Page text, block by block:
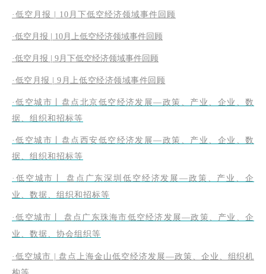
·低空月报 | 10月下低空经济领域事件回顾
·低空月报 | 10月上低空经济领域事件回顾
·低空月报 | 9月下低空经济领域事件回顾
·低空月报 | 9月上低空经济领域事件回顾
·低空城市丨盘点北京低空经济发展—政策、产业、企业、数
据、组织和招标等
·低空城市丨盘点西安低空经济发展—政策、产业、企业、数
据、组织和招标等
· 低空城市丨 盘点广东深圳低空经济发展—政策、产业、企
业、数据、组织和招标等
· 低空城市丨 盘点广东珠海市低空经济发展—政策、产业、企
业、数据、协会组织等
·低空城市 | 盘点上海金山低空经济发展—政策、企业、组织机